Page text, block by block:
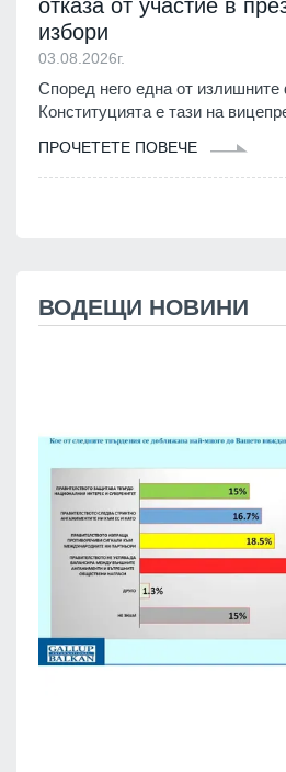
отказа от участие в
избори
03.08.2026г.
Според него една от излишните
Конституцията е тази на
ПРОЧЕТЕТЕ ПОВЕЧЕ
ВОДЕЩИ НОВИНИ